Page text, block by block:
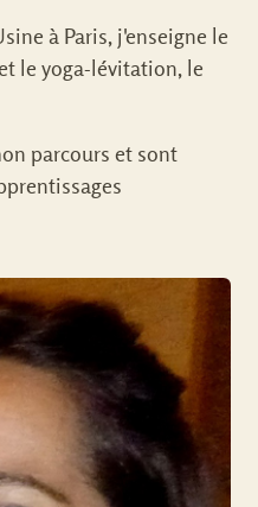
à Paris, j'enseigne le
le yoga-lévitation, le
parcours et sont